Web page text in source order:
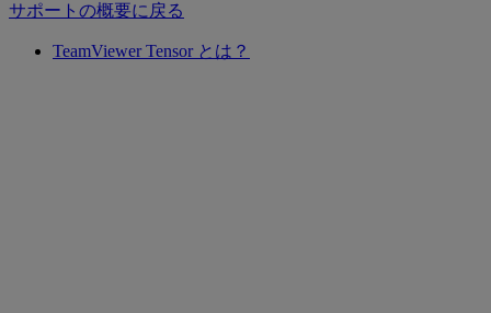
サポートの概要に戻る
TeamViewer Tensor とは？